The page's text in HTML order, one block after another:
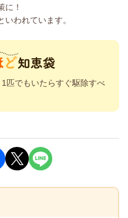
に！
われています。
匹でもいたらすぐ駆除すべ